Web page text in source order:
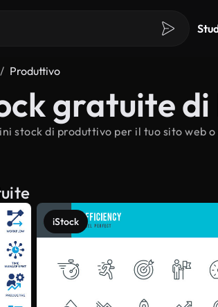
Produttivo
gratuite
stock di produttivo per il tuo sito
iStock